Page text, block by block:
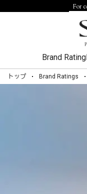
For
Brand Rating
トップ Brand Ratings